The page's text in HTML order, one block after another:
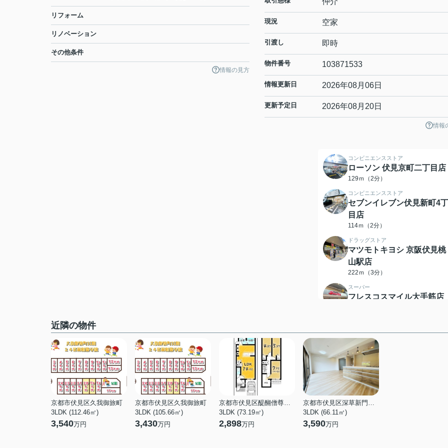
リフォーム
リノベーション
その他条件
情報の見方
現況 空家
引渡し 即時
物件番号 103871533
情報更新日 2026年08月06日
更新予定日 2026年08月20日
情報
コンビニエンスストア
ローソン 伏見京町二丁目店
129ｍ（2分）
コンビニエンスストア
セブンイレブン伏見新町4丁
目店
114ｍ（2分）
ドラッグストア
マツモトキヨシ 京阪伏見桃
山駅店
222ｍ（3分）
スーパー
フレスコスマイル大手筋店
イオンスタイル伏見桃山
275ｍ（4分）
小学校
伏見南浜小学校
345ｍ（5分）
中学校
桃陵中学校
近隣の物件
京都市伏見区久我御旅町
3LDK (112.46㎡)
3,540万円
京都市伏見区久我御旅町
3LDK (105.66㎡)
3,430万円
京都市伏見区醍醐僧尊坊町
3LDK (73.19㎡)
2,898万円
京都市伏見区深草新門丈町
3LDK (66.11㎡)
3,590万円